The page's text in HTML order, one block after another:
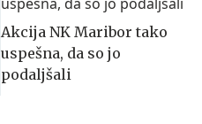
Akcija NK Maribor tako
uspešna, da so jo
podaljšali